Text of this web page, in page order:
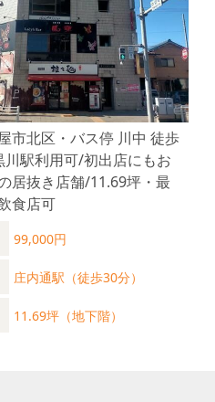
屋市北区・バス停 川中 徒歩
川駅利用可/初出店にもお
居抜き店舗/11.69坪・最
食店可
99,000円
庄内通駅（徒歩30分）
11.69坪（地下階）